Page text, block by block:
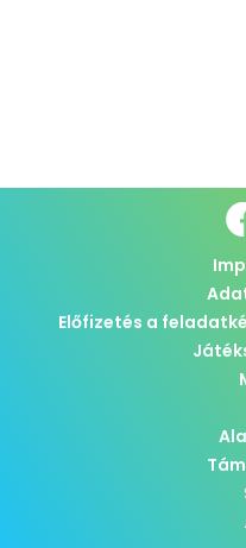
Előfizetés a